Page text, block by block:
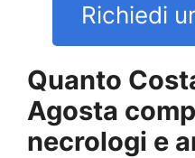
Richiedi
Quanto
Agosta
necrologi e